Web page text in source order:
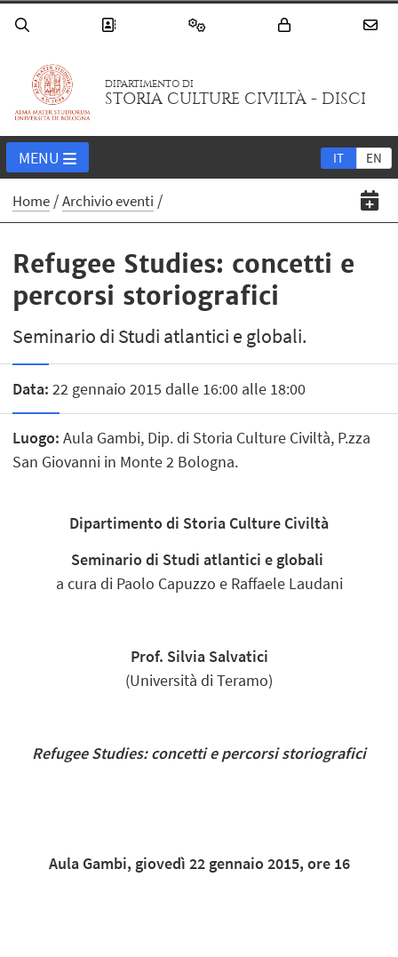
DIPARTIMENTO DI
STORIA CULTURE CIVILTÀ - DISCI
IT EN
MENU
Home Archivio eventi
Refugee Studies: concetti e
percorsi storiografici
Seminario di Studi atlantici e globali.
Data: 22 gennaio 2015 dalle 16:00 alle 18:00
Luogo: Aula Gambi, Dip. di Storia Culture Civiltà, P.zza
San Giovanni in Monte 2 Bologna.
Dipartimento di Storia Culture Civiltà
Seminario di Studi atlantici e globali
a cura di Paolo Capuzzo e Raffaele Laudani
Prof. Silvia Salvatici
(Università di Teramo)
Refugee Studies: concetti e percorsi storiografici
Aula Gambi, giovedì 22 gennaio 2015, ore 16